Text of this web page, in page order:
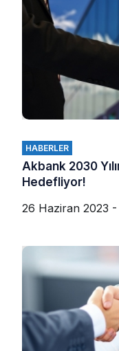
HABERLER
Akbank 2030
Hedefliyor!
26 Haziran 2023 -